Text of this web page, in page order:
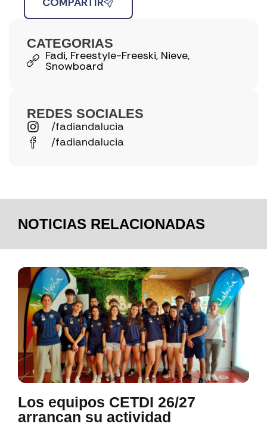
CATEGORIAS
Fadi, Freestyle-Freeski, Nieve,
Snowboard
REDES SOCIALES
/fadiandalucia
/fadiandalucia
NOTICIAS RELACIONADAS
Los equipos CETDI 26/27
arrancan su actividad